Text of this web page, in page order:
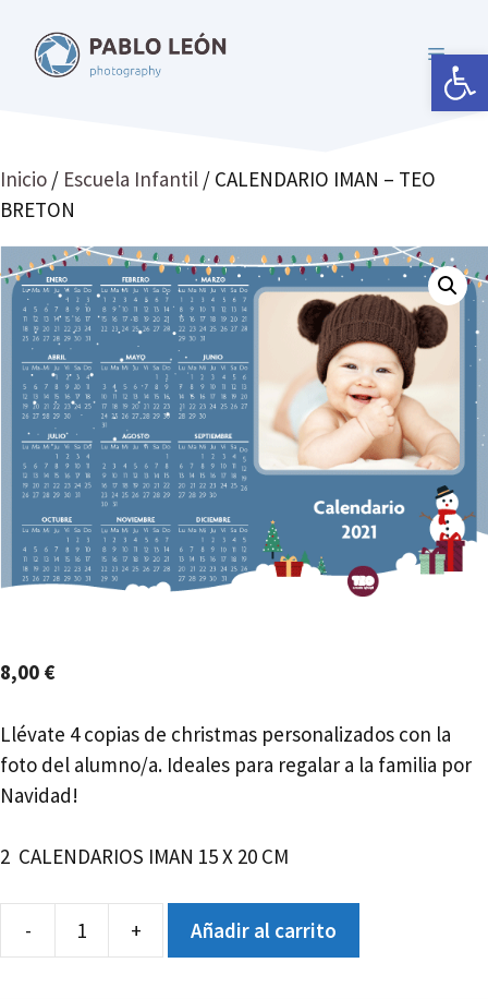
Abrir
contenido
MENÚ
Inicio / Escuela Infantil / CALENDARIO IMAN – TEO
BRETON
8,00 €
Llévate 4 copias de christmas personalizados con la
foto del alumno/a. Ideales para regalar a la familia por
Navidad!
2 CALENDARIOS IMAN 15 X 20 CM
-
CALENDARIO
+ Añadir al carrito